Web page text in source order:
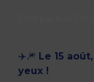
✈️🎆 Le 15
yeux !